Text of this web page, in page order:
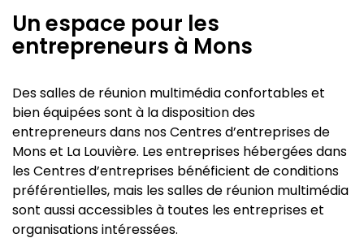
Un espace pour les
entrepreneurs à Mons
Des salles de réunion multimédia confortables et
bien équipées sont à la disposition des
entrepreneurs dans nos Centres d’entreprises de
Mons et La Louvière. Les entreprises hébergées dans
les Centres d’entreprises bénéficient de conditions
préférentielles, mais les salles de réunion multimédia
sont aussi accessibles à toutes les entreprises et
organisations intéressées.